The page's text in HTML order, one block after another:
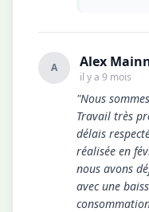
A Alex
il y a 9 mois
"Nous
Travail très
délais
réalisée en
nous avons
avec une